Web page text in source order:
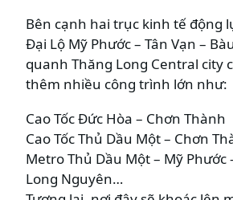
Bên cạnh hai trục kinh tế động
Đại Lộ Mỹ Phước – Tân Vạn –
quanh Thăng Long Central city
thêm nhiều công trình lớn như:
Cao Tốc Đức Hòa – Chơn Thành
Cao Tốc Thủ Dầu Một – Chơn
Metro Thủ Dầu Một – Mỹ Phước
Long Nguyên…